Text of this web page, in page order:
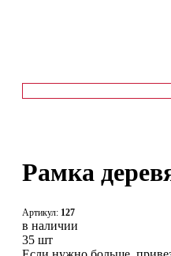
Рамка
Артикул: 127
в наличии
35 шт